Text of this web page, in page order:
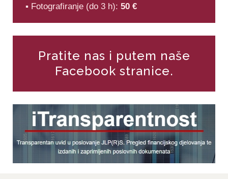
▪ Fotografiranje (do 3 h): 50 €
Pratite nas i putem naše
Facebook stranice.